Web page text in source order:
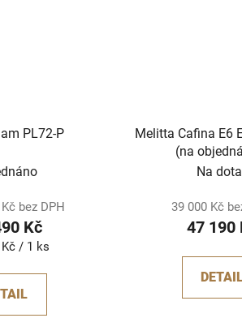
PL72-P
bez DPH
Kč
Kč / 1 ks
Melitta Cafina E6
(na
Na
39 000 Kč
47 190